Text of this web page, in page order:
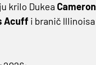
krilo Dukea Cameron
Acuff i branič Illinoisa